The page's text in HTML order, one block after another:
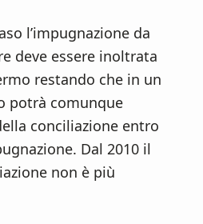
l’impugnazione da
deve essere inoltrata
restando che in un
potrà comunque
conciliazione entro
Dal 2010 il
non è più